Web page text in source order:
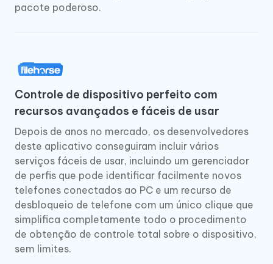
pacote poderoso.
Controle de dispositivo perfeito com
recursos avançados e fáceis de usar
Depois de anos no mercado, os desenvolvedores
deste aplicativo conseguiram incluir vários
serviços fáceis de usar, incluindo um gerenciador
de perfis que pode identificar facilmente novos
telefones conectados ao PC e um recurso de
desbloqueio de telefone com um único clique que
simplifica completamente todo o procedimento
de obtenção de controle total sobre o dispositivo,
sem limites.